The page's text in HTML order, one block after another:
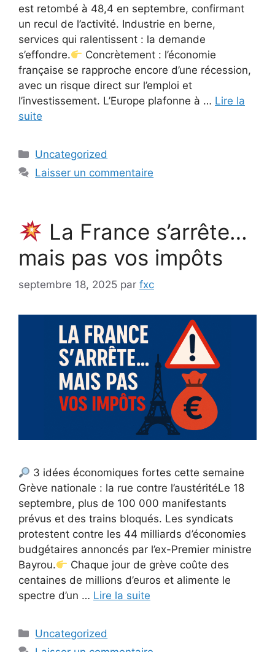
est retombé à 48,4 en septembre, confirmant
un recul de l’activité. Industrie en berne,
services qui ralentissent : la demande
s’effondre.
Concrètement : l’économie
française se rapproche encore d’une récession,
avec un risque direct sur l’emploi et
l’investissement. L’Europe plafonne à … Lire la
suite
Catégories
Uncategorized
Laisser un commentaire
La France s’arrête…
mais pas vos impôts
septembre 18, 2025 par fxc
3 idées économiques fortes cette semaine
Grève nationale : la rue contre l’austéritéLe 18
septembre, plus de 100 000 manifestants
prévus et des trains bloqués. Les syndicats
protestent contre les 44 milliards d’économies
budgétaires annoncés par l’ex-Premier ministre
Bayrou.
Chaque jour de grève coûte des
centaines de millions d’euros et alimente le
spectre d’un … Lire la suite
Catégories
Uncategorized